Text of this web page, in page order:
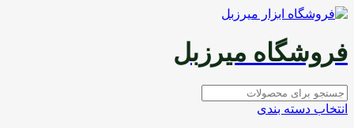
فروشگاه میرزبل
انتخاب دسته بندی